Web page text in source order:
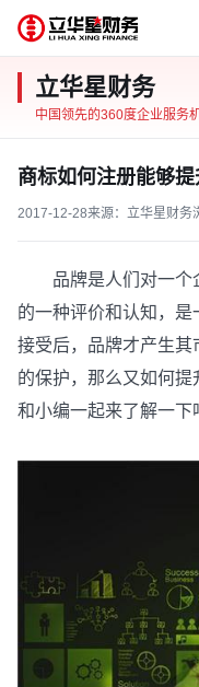
立华星财务
中国领先的360度企业服务
商标如何注册能够
2017-12-28来源：立华星财务
品牌是人们对一个
的一种评价和认知，
接受后，品牌才产生
的保护，那么又如何
和小编一起来了解一下